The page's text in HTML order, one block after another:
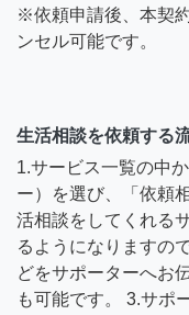
※依頼申請後、本契
ンセル可能です。
生活相談を依頼する
1.サービス一覧の中
ー）を選び、「依頼
活相談をしてくれる
るようになりますの
どをサポーターへお
も可能です。 3.サポ